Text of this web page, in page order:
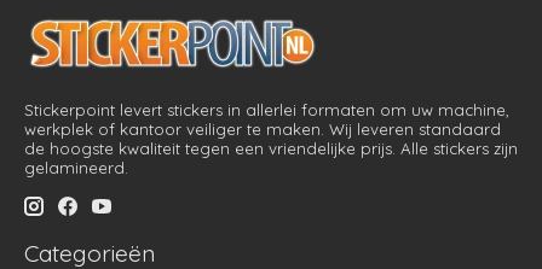
Stickerpoint levert stickers in allerlei formaten om uw machine,
werkplek of kantoor veiliger te maken. Wij leveren standaard
de hoogste kwaliteit tegen een vriendelijke prijs. Alle stickers zijn
gelamineerd.
Categorieën